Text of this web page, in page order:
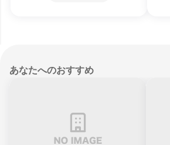
あなたへのおすすめ